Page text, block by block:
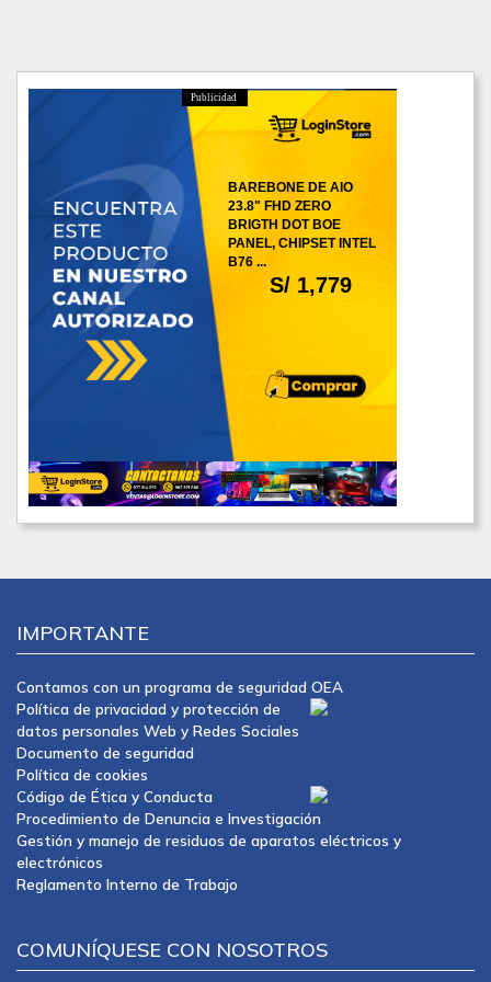
Publicidad
S/ 1,779
BAREBONE DE AIO
23.8" FHD ZERO
BRIGTH DOT BOE
PANEL, CHIPSET INTEL
B76 ...
IMPORTANTE
Contamos con un programa de seguridad OEA
Política de privacidad y protección de
datos personales Web y Redes Sociales
Documento de seguridad
Política de cookies
Código de Ética y Conducta
Procedimiento de Denuncia e Investigación
Gestión y manejo de residuos de aparatos eléctricos y
electrónicos
Reglamento Interno de Trabajo
COMUNÍQUESE CON NOSOTROS